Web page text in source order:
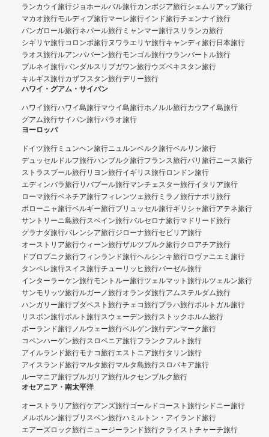
ランカウイ旅行ジョホールバル旅行カンボジア旅行シェムリアップ旅行
マカオ旅行モルディブ旅行マーレ旅行インド旅行チェンナイ旅行
バンガロール旅行ネパール旅行 ミャンマー旅行スリランカ旅行
シギリヤ旅行コロンボ旅行ヌワラエリヤ旅行キャンディ旅行日本旅行
ラオス旅行ルアンパバーン旅行モンゴル旅行ウランバートル旅行
ブルネイ旅行バンダルスリブガワン旅行ウズベキスタン旅行
キルギス旅行カザフスタン旅行デリー旅行
ハワイ・グアム・サイパン
ハワイ旅行ハワイ島旅行マウイ島旅行ホノルル旅行カウアイ島旅行
グアム旅行サイパン旅行パラオ旅行
ヨーロッパ
ドイツ旅行 ミュンヘン旅行ニュルンベルク旅行ベルリン旅行
デュッセルドルフ旅行ハンブルク旅行フランス旅行パリ旅行ニース旅行
ストラスブール旅行リヨン旅行イギリス旅行ロンドン旅行
エディンバラ旅行リバプール旅行マンチェスター旅行イタリア旅行
ローマ旅行ベネチア旅行フィレンツェ旅行 ミラノ旅行ナポリ旅行
ボローニャ旅行ベルギー旅行ブリュッセル旅行ギリシャ旅行アテネ旅行
サントリーニ島旅行スペイン旅行バルセロナ旅行マドリード旅行
グラナダ旅行バレンシア旅行ジローナ旅行セビリア旅行
オーストリア旅行ウィーン旅行ザルツブルク旅行クロアチア旅行
ドブロブニク旅行フィンランド旅行ヘルシンキ旅行ロヴァニエミ旅行
タンペレ旅行スイス旅行チューリッヒ旅行バーゼル旅行
インターラーケン旅行モントルー旅行ツェルマット旅行ルツェルン旅行
サンモリッツ旅行ルガーノ旅行オランダ旅行アムステルダム旅行
ハンガリー旅行ブダペスト旅行チェコ旅行プラハ旅行ポルトガル旅行
リスボン旅行ポルト旅行スウェーデン旅行ストックホルム旅行
ポーランド旅行ノルウェー旅行ベルゲン旅行デンマーク旅行
コペンハーゲン旅行スロベニア旅行フランクフルト旅行
アイルランド旅行モナコ旅行エストニア旅行タリン旅行
アイスランド旅行マルタ旅行マルタ島旅行スロバキア旅行
ルーマニア旅行ブルガリア旅行ルクセンブルク旅行
オセアニア・南太平洋
オーストラリア旅行ケアンズ旅行ゴールドコースト旅行シドニー旅行
メルボルン旅行ブリスベン旅行ハミルトン・アイランド旅行
エアーズロック旅行ニュージーランド旅行クライストチャーチ旅行